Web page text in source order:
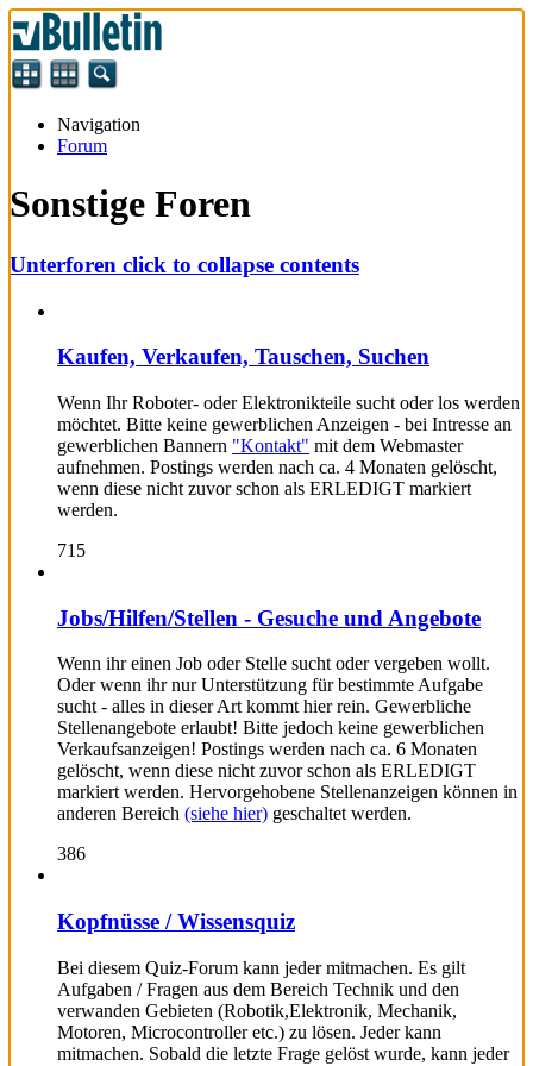
Navigation
Forum
Sonstige Foren
Unterforen click to collapse contents
Kaufen, Verkaufen, Tauschen, Suchen
Wenn Ihr Roboter- oder Elektronikteile sucht oder los werden
möchtet. Bitte keine gewerblichen Anzeigen - bei Intresse an
gewerblichen Bannern "Kontakt" mit dem Webmaster
aufnehmen. Postings werden nach ca. 4 Monaten gelöscht,
wenn diese nicht zuvor schon als ERLEDIGT markiert
werden.
715
Jobs/Hilfen/Stellen - Gesuche und Angebote
Wenn ihr einen Job oder Stelle sucht oder vergeben wollt.
Oder wenn ihr nur Unterstützung für bestimmte Aufgabe
sucht - alles in dieser Art kommt hier rein. Gewerbliche
Stellenangebote erlaubt! Bitte jedoch keine gewerblichen
Verkaufsanzeigen! Postings werden nach ca. 6 Monaten
gelöscht, wenn diese nicht zuvor schon als ERLEDIGT
markiert werden. Hervorgehobene Stellenanzeigen können in
anderen Bereich (siehe hier) geschaltet werden.
386
Kopfnüsse / Wissensquiz
Bei diesem Quiz-Forum kann jeder mitmachen. Es gilt
Aufgaben / Fragen aus dem Bereich Technik und den
verwanden Gebieten (Robotik,Elektronik, Mechanik,
Motoren, Microcontroller etc.) zu lösen. Jeder kann
mitmachen. Sobald die letzte Frage gelöst wurde, kann jeder